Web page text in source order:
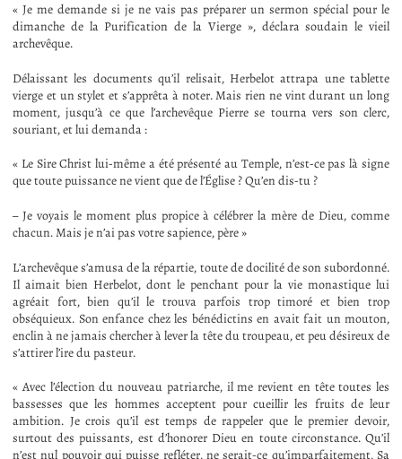
« Je me demande si je ne vais pas préparer un sermon spécial pour le
dimanche de la Purification de la Vierge », déclara soudain le vieil
archevêque.
Délaissant les documents qu’il relisait, Herbelot attrapa une tablette
vierge et un stylet et s’apprêta à noter. Mais rien ne vint durant un long
moment, jusqu’à ce que l’archevêque Pierre se tourna vers son clerc,
souriant, et lui demanda :
« Le Sire Christ lui-même a été présenté au Temple, n’est-ce pas là signe
que toute puissance ne vient que de l’Église ? Qu’en dis-tu ?
– Je voyais le moment plus propice à célébrer la mère de Dieu, comme
chacun. Mais je n’ai pas votre sapience, père »
L’archevêque s’amusa de la répartie, toute de docilité de son subordonné.
Il aimait bien Herbelot, dont le penchant pour la vie monastique lui
agréait fort, bien qu’il le trouva parfois trop timoré et bien trop
obséquieux. Son enfance chez les bénédictins en avait fait un mouton,
enclin à ne jamais chercher à lever la tête du troupeau, et peu désireux de
s’attirer l’ire du pasteur.
« Avec l’élection du nouveau patriarche, il me revient en tête toutes les
bassesses que les hommes acceptent pour cueillir les fruits de leur
ambition. Je crois qu’il est temps de rappeler que le premier devoir,
surtout des puissants, est d’honorer Dieu en toute circonstance. Qu’il
n’est nul pouvoir qui puisse refléter, ne serait-ce qu’imparfaitement, Sa